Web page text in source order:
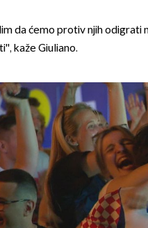
da ćemo protiv njih odigrati
kaže Giuliano.